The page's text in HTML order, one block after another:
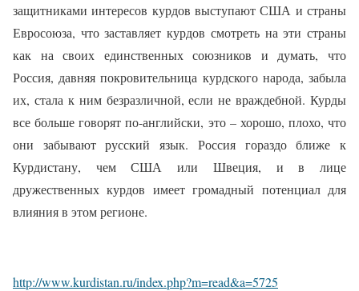
защитниками интересов курдов выступают США и страны
Евросоюза, что заставляет курдов смотреть на эти страны
как на своих единственных союзников и думать, что
Россия, давняя покровительница курдского народа, забыла
их, стала к ним безразличной, если не враждебной. Курды
все больше говорят по-английски, это – хорошо, плохо, что
они забывают русский язык. Россия гораздо ближе к
Курдистану, чем США или Швеция, и в лице
дружественных курдов имеет громадный потенциал для
влияния в этом регионе.
http://www.kurdistan.ru/index.php?m=read&a=5725